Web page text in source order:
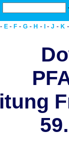
- E - F - G - H - - J - K